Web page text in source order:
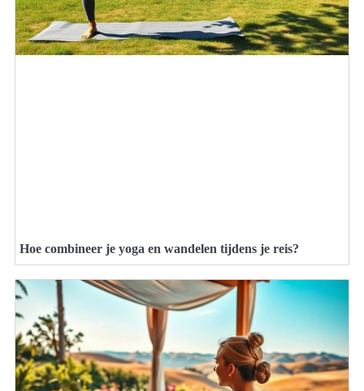
Hoe combineer je yoga en wandelen tijdens je reis?